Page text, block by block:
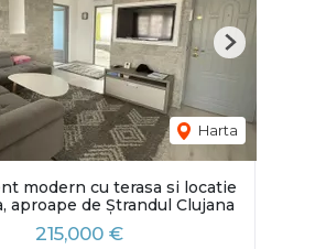
Harta
Next
modern cu terasa si locatie
aproape de Ștrandul Clujana
215,000 €